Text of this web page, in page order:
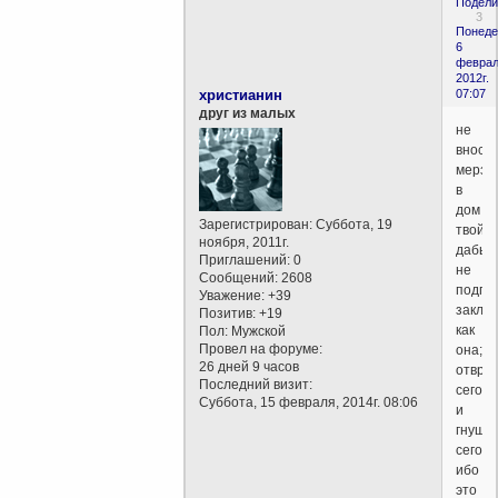
3
6
2012г.
07:07
христианин
друг из малых
Зарегистрирован: Суббота, 19
ноября, 2011г.
Приглашений: 0
Сообщений: 2608
Уважение: +39
Позитив: +19
Пол: Мужской
Провел на форуме:
26 дней 9 часов
Последний визит:
Суббота, 15 февраля, 2014г. 08:06
не
вноси
в
дом
твой,
дабы
не
как
она;
сего
и
сего,
ибо
это